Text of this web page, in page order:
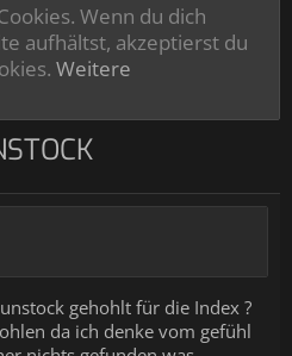
Wenn du dich
aufhältst, akzeptierst du
Weitere
gehohlt für die Index ?
da ich denke vom gefühl